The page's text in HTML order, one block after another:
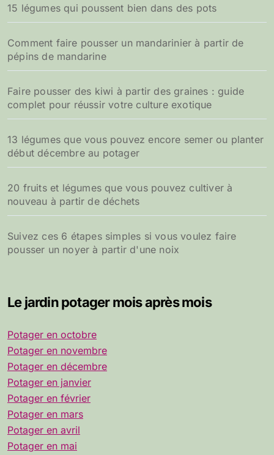
15 légumes qui poussent bien dans des pots
Comment faire pousser un mandarinier à partir de
pépins de mandarine
Faire pousser des kiwi à partir des graines : guide
complet pour réussir votre culture exotique
13 légumes que vous pouvez encore semer ou planter
début décembre au potager
20 fruits et légumes que vous pouvez cultiver à
nouveau à partir de déchets
Suivez ces 6 étapes simples si vous voulez faire
pousser un noyer à partir d'une noix
Le jardin potager mois après mois
Potager en octobre
Potager en novembre
Potager en décembre
Potager en janvier
Potager en février
Potager en mars
Potager en avril
Potager en mai